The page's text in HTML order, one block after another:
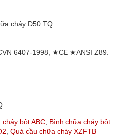
cháy D50 TQ
6407-1998, ★CE ★ANSI Z89.
cháy bột ABC, Bình chữa cháy bột
, Quả cầu chữa cháy XZFTB